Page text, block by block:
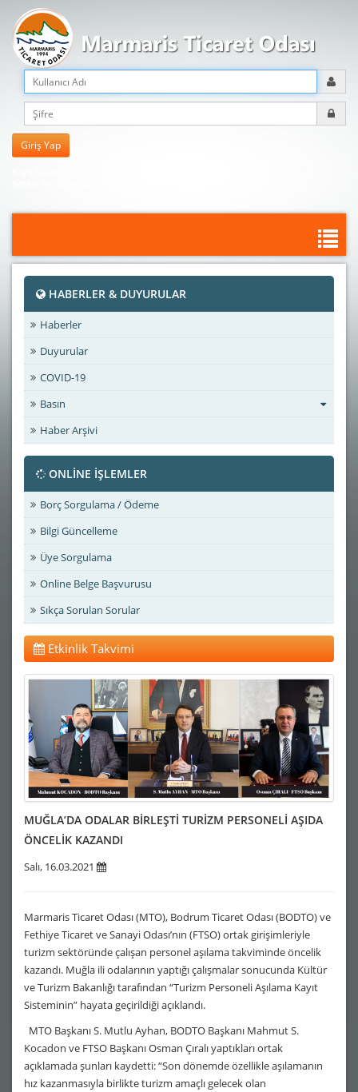
HABERLER & DUYURULAR
Haberler
Duyurular
COVID-19
Basın
Haber Arşivi
ONLİNE İŞLEMLER
Borç Sorgulama / Ödeme
Bilgi Güncelleme
Üye Sorgulama
Online Belge Başvurusu
Sıkça Sorulan Sorular
Etkinlik Takvimi
MUĞLA’DA ODALAR BİRLEŞTİ TURİZM PERSONELİ AŞIDA
ÖNCELİK KAZANDI
Salı, 16.03.2021
Marmaris Ticaret Odası (MTO), Bodrum Ticaret Odası (BODTO) ve
Fethiye Ticaret ve Sanayi Odası’nın (FTSO) ortak girişimleriyle
turizm sektöründe çalışan personel aşılama takviminde öncelik
kazandı. Muğla ili odalarının yaptığı çalışmalar sonucunda Kültür
ve Turizm Bakanlığı tarafından “Turizm Personeli Aşılama Kayıt
Sisteminin” hayata geçirildiği açıklandı.
MTO Başkanı S. Mutlu Ayhan, BODTO Başkanı Mahmut S.
Kocadon ve FTSO Başkanı Osman Çıralı yaptıkları ortak
açıklamada şunları kaydetti: “Son dönemde özellikle aşılamanın
hız kazanmasıyla birlikte turizm amaçlı gelecek olan